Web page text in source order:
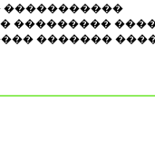
�����������
���������
�������